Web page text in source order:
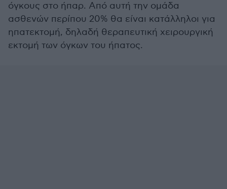
όγκους στο ήπαρ. Από αυτή την ομάδα
ασθενών περίπου 20% θα είναι κατάλληλοι για
ηπατεκτομή, δηλαδή θεραπευτική χειρουργική
εκτομή των όγκων του ήπατος.